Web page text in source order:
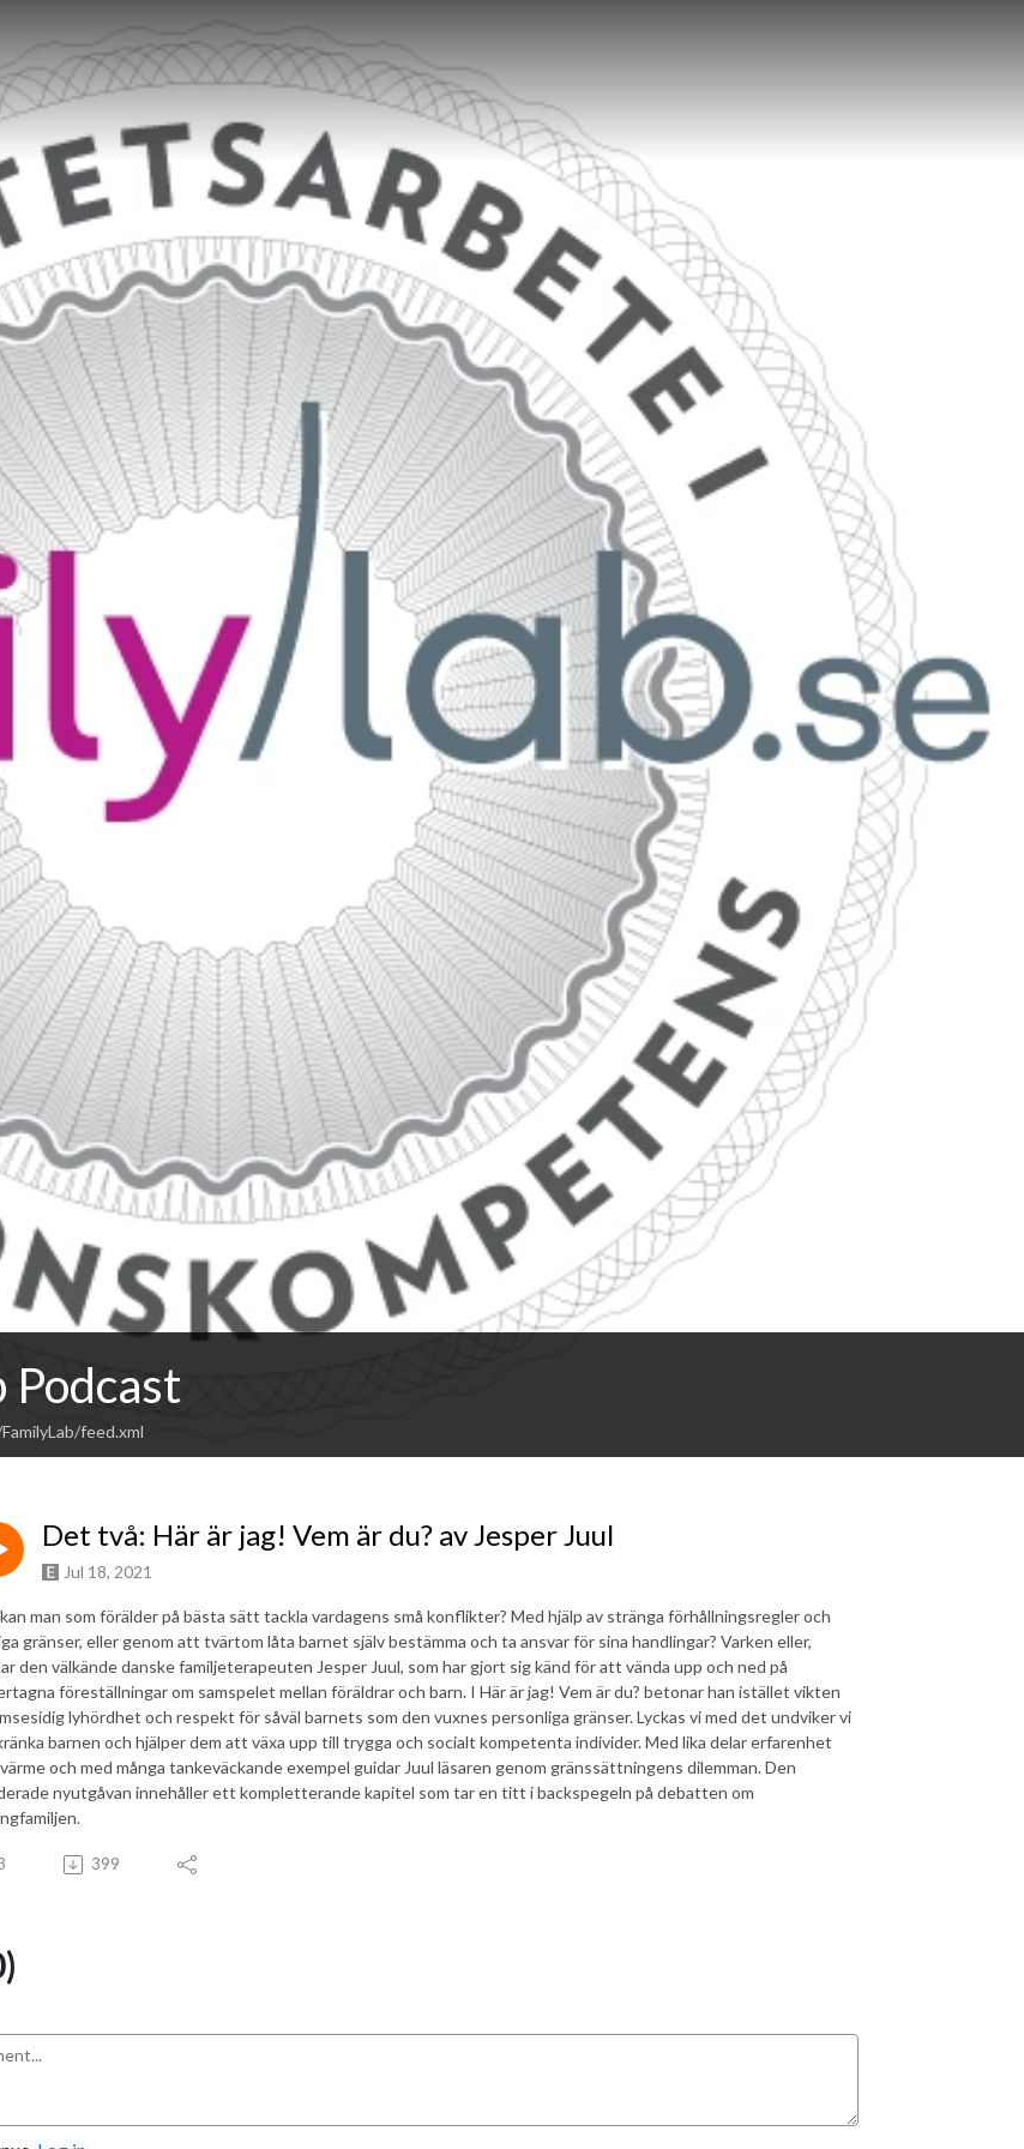
Podcast
feed.xml
Det två: Här är jag! Vem är du? av Jesper Juul
Jul 18, 2021
man som förälder på bästa sätt tackla vardagens små konflikter? Med hjälp av stränga förhållningsregler och
gränser, eller genom att tvärtom låta barnet själv bestämma och ta ansvar för sina handlingar? Varken eller,
den välkände danske familjeterapeuten Jesper Juul, som har gjort sig känd för att vända upp och ned på
föreställningar om samspelet mellan föräldrar och barn. I Här är jag! Vem är du? betonar han istället vikten
lyhördhet och respekt för såväl barnets som den vuxnes personliga gränser. Lyckas vi med det undviker vi
barnen och hjälper dem att växa upp till trygga och socialt kompetenta individer. Med lika delar erfarenhet
och med många tankeväckande exempel guidar Juul läsaren genom gränssättningens dilemman. Den
nyutgåvan innehåller ett kompletterande kapitel som tar en titt i backspegeln på debatten om
399